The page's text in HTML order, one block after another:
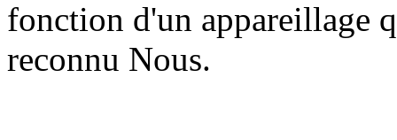
fonction d'un appareillage
reconnu Nous.